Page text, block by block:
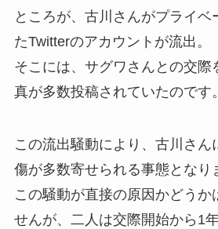
ところが、古川さんがプライベ
たTwitterのアカウントが流出。
そこには、サグワさんとの交際
真が多数投稿されていたのです。
この流出騒動により、古川さん
傷が多数寄せられる事態となり
この騒動が直接の原因かどうか
せんが、二人は交際開始から1